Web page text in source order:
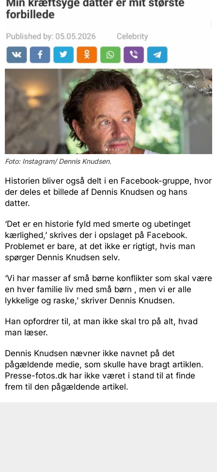
Foto: Instagram/ Dennis Knudsen.
Historien bliver også delt i en Facebook-gruppe, hvor
der deles et billede af Dennis Knudsen og hans
datter.
‘Det er en historie fyld med smerte og ubetinget
kærlighed,’ skrives der i opslaget på Facebook.
Problemet er bare, at det ikke er rigtigt, hvis man
spørger Dennis Knudsen selv.
‘Vi har masser af små børne konflikter som skal være
en hver familie liv med små børn , men vi er alle
lykkelige og raske,’ skriver Dennis Knudsen.
Han opfordrer til, at man ikke skal tro på alt, hvad
man læser.
Dennis Knudsen nævner ikke navnet på det
pågældende medie, som skulle have bragt artiklen.
Presse-fotos.dk har ikke været i stand til at finde
frem til den pågældende artikel.